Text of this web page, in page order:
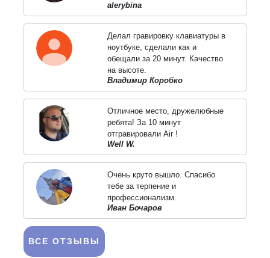
alerybina
Делал гравировку клавиатуры в
ноутбуке, сделали как и
обещали за 20 минут. Качество
на высоте.
Владимир Коробко
Отличное место, дружелюбные
ребята! За 10 минут
отгравировали Air !
Well W.
Очень круто вышло. Спасибо
тебе за терпение и
профессионализм.
Иван Бочаров
ВСЕ ОТЗЫВЫ